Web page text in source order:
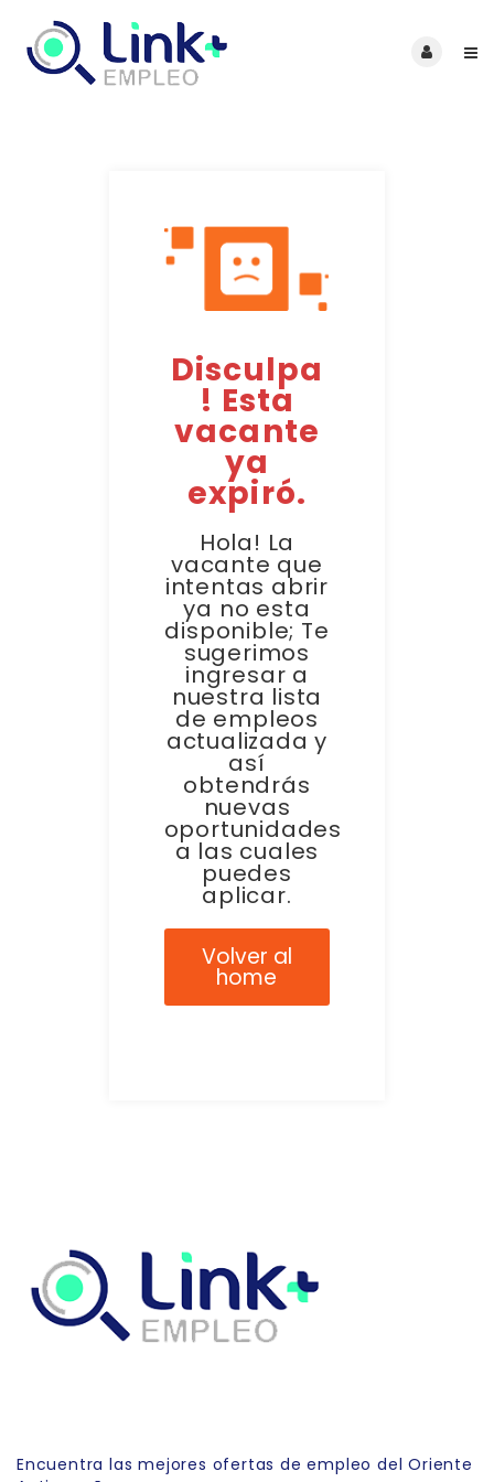
Disculpa
! Esta
vacante
ya
expiró.
Hola! La
vacante que
intentas abrir
ya no esta
disponible; Te
sugerimos
ingresar a
nuestra lista
de empleos
actualizada y
así
obtendrás
nuevas
oportunidades
a las cuales
puedes
aplicar.
Volver al
home
Encuentra las mejores ofertas de empleo del Oriente